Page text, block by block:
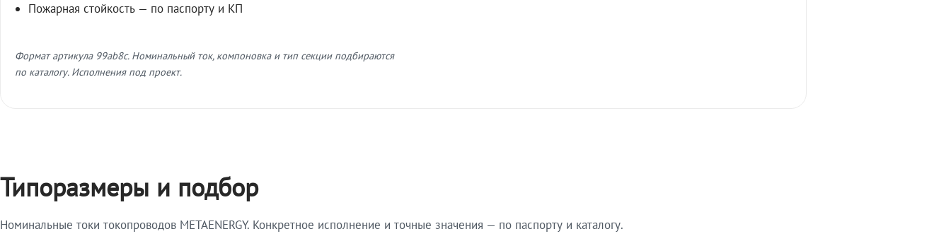
Пожарная стойкость — по паспорту и КП
Формат артикула 99ab8c. Номинальный ток, компоновка и тип секции подбираются
по каталогу. Исполнения под проект.
Типоразмеры и подбор
Номинальные токи токопроводов METAENERGY. Конкретное исполнение и точные значения — по паспорту и каталогу.